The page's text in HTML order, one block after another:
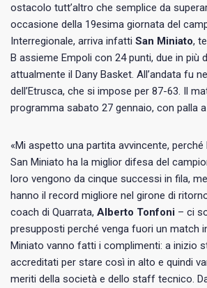
ostacolo tutt’altro che semplice da
occasione della 19esima giornata del
Interregionale, arriva infatti San Miniato,
B assieme Empoli con 24 punti, due in più
attualmente il Dany Basket. All’andata fu
dell’Etrusca, che si impose per 87-63. Il
programma sabato 27 gennaio, con palla
«Mi aspetto una partita avvincente,
San Miniato ha la miglior difesa del
loro vengono da cinque successi in fila,
hanno il record migliore nel girone di
coach di Quarrata, Alberto Tonfoni – ci
presupposti perché venga fuori un match
Miniato vanno fatti i complimenti: a inizio
accreditati per stare così in alto e quindi
meriti della società e dello staff tecnico.